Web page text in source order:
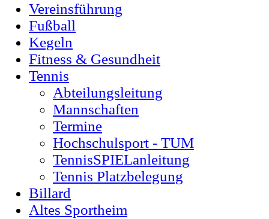
Vereinsführung
Fußball
Kegeln
Fitness & Gesundheit
Tennis
Abteilungsleitung
Mannschaften
Termine
Hochschulsport - TUM
TennisSPIELanleitung
Tennis Platzbelegung
Billard
Altes Sportheim